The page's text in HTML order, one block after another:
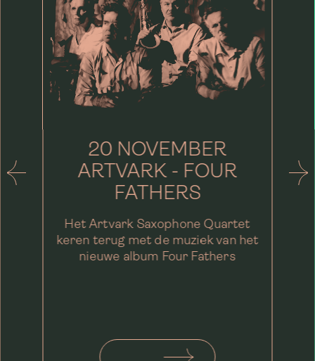
20 NOVEMBER
ARTVARK - FOUR
FATHERS
Het Artvark Saxophone Quartet
keren terug met de muziek van het
nieuwe album Four Fathers